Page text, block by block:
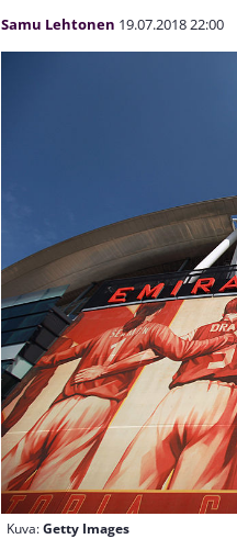
Samu Lehtonen 19.07.201822:00
Kuva:Getty Images